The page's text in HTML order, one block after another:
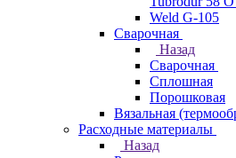
Weld G-105
Сварочная
Назад
Сварочная
Сплошная
Порошковая
Вязальная
Расходные материалы
Назад